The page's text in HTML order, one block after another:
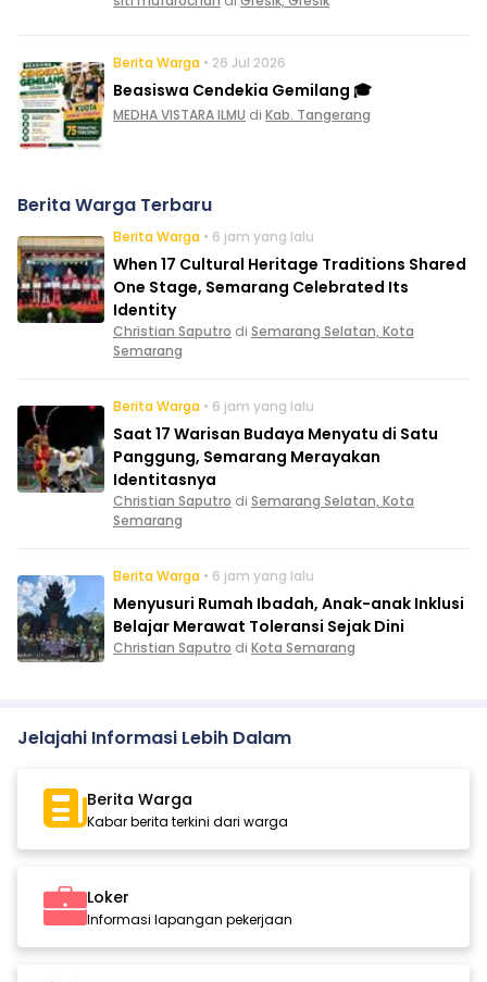
Berita Warga • 26 Jul 2026
Beasiswa Cendekia Gemilang 🎓
MEDHA VISTARA ILMU di Kab. Tangerang
Berita Warga Terbaru
Berita Warga • 6 jam yang lalu
When 17 Cultural Heritage Traditions Shared
One Stage, Semarang Celebrated Its
Identity
Christian Saputro di Semarang Selatan, Kota
Semarang
Berita Warga • 6 jam yang lalu
Saat 17 Warisan Budaya Menyatu di Satu
Panggung, Semarang Merayakan
Identitasnya
Christian Saputro di Semarang Selatan, Kota
Semarang
Berita Warga • 6 jam yang lalu
Menyusuri Rumah Ibadah, Anak-anak Inklusi
Belajar Merawat Toleransi Sejak Dini
Christian Saputro di Kota Semarang
Jelajahi Informasi Lebih Dalam
Berita Warga
Kabar berita terkini dari warga
Loker
Informasi lapangan pekerjaan